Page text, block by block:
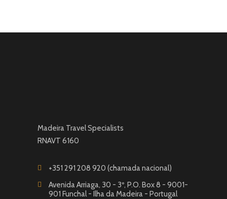
Madeira Travel Specialists
RNAVT 6160
+351 291 208 920 (chamada nacional)
Avenida Arriaga, 30 - 3º, P.O. Box 8 - 9001-
901 Funchal - Ilha da Madeira - Portugal